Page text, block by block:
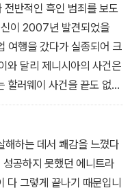
반적인 흑인 범죄를 보도
이 2007년 발견되었을
여행을 갔다가 실종되어 크
와 달리 제니시아의 사건은
할러웨이 사건을 끝도 없이
까지 파견되기도 했다. 레
조사하러 파견된 기자는
도 없었다.
.” 그녀가 딱 잘라 말했다.
해하는 데서 쾌감을 느꼈다
공하지 못했던 에니트라
다 그렇게 끝나기 때문입니